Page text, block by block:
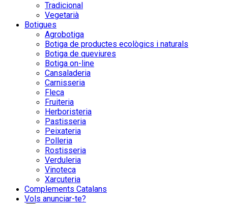
Tradicional
Vegetarià
Botigues
Agrobotiga
Botiga de productes ecològics i naturals
Botiga de queviures
Botiga on-line
Cansaladeria
Carnisseria
Fleca
Fruiteria
Herboristeria
Pastisseria
Peixateria
Polleria
Rostisseria
Verduleria
Vinoteca
Xarcuteria
Complements Catalans
Vols anunciar-te?